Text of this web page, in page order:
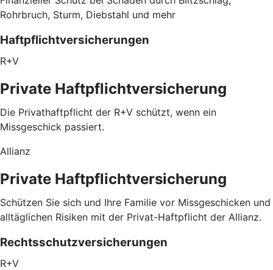
Rohrbruch, Sturm, Diebstahl und mehr
Haftpflichtversicherungen
R+V
Private Haftpflichtversicherung
Die Privathaftpflicht der R+V schützt, wenn ein
Missgeschick passiert.
Allianz
Private Haftpflichtversicherung
Schützen Sie sich und Ihre Familie vor Missgeschicken und
alltäglichen Risiken mit der Privat-Haftpflicht der Allianz.
Rechtsschutzversicherungen
R+V